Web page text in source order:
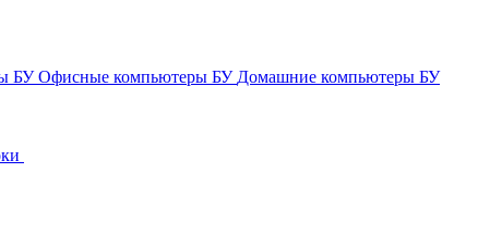
БУОфисные компьютеры БУ Домашние компьютеры БУ